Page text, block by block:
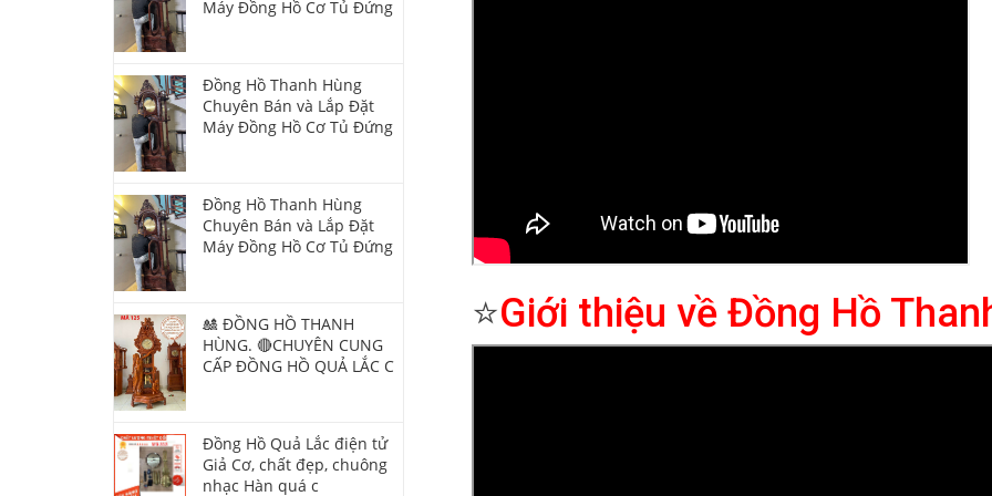
⭐Giới thiệu về Đồng Hồ
Máy Đồng Hồ Cơ Tủ Đứng
Đồng Hồ Thanh Hùng
Chuyên Bán và Lắp Đặt
Máy Đồng Hồ Cơ Tủ Đứng
Đồng Hồ Thanh Hùng
Chuyên Bán và Lắp Đặt
Máy Đồng Hồ Cơ Tủ Đứng
🎎 ĐỒNG HỒ THANH
HÙNG. 🔴CHUYÊN CUNG
CẤP ĐỒNG HỒ QUẢ LẮC C
Đồng Hồ Quả Lắc điện tử
Giả Cơ, chất đẹp, chuông
nhạc Hàn quá c